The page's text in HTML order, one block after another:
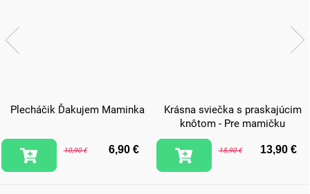
Plecháčik Ďakujem Maminka
10,90 € 6,90 €
Krásna sviečka s praskajúcim
knôtom - Pre mamičku
15,90 € 13,90 €